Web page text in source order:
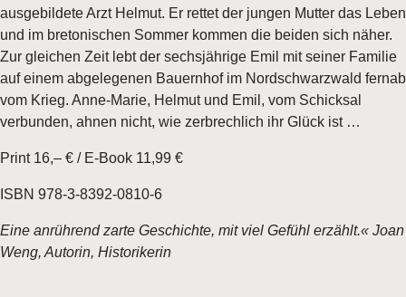
ausgebildete Arzt Helmut. Er rettet der jungen Mutter das Leben
und im bretonischen Sommer kommen die beiden sich näher.
Zur gleichen Zeit lebt der sechsjährige Emil mit seiner Familie
auf einem abgelegenen Bauernhof im Nordschwarzwald fernab
vom Krieg. Anne-Marie, Helmut und Emil, vom Schicksal
verbunden, ahnen nicht, wie zerbrechlich ihr Glück ist …
Print 16,– € / E-Book 11,99 €
ISBN 978-3-8392-0810-6
Eine anrührend zarte Geschichte, mit viel Gefühl erzählt.« Joan
Weng, Autorin, Historikerin